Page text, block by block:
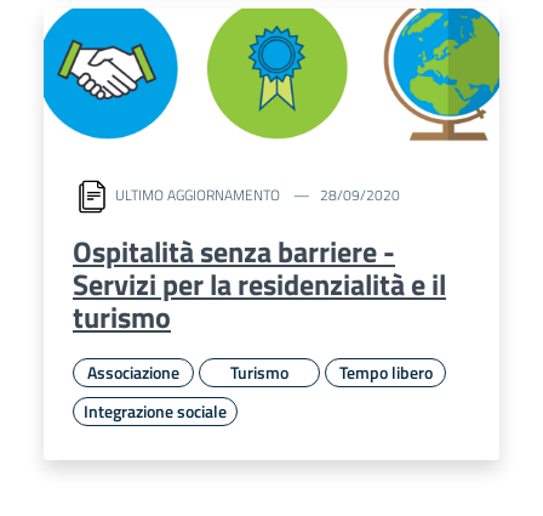
ULTIMO AGGIORNAMENTO 28/09/2020
Ospitalità senza barriere -
Servizi per la residenzialità e il
turismo
Associazione Turismo
Tempo libero
Integrazione sociale